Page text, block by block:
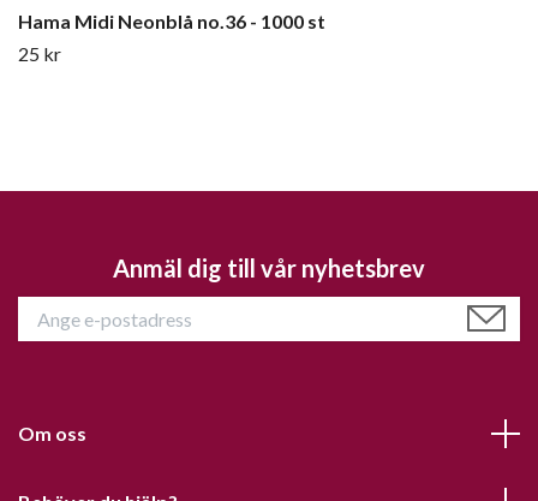
Hama Midi Neonblå no.36 - 1000 st
25 kr
Anmäl dig till vår nyhetsbrev
Om oss